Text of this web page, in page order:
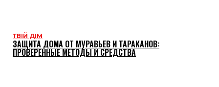
ТВІЙ ДІМ
ЗАЩИТА ДОМА ОТ МУРАВЬЕВ И ТАРАКАНОВ:
ПРОВЕРЕННЫЕ МЕТОДЫ И СРЕДСТВА